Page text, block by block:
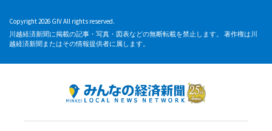
Copyright 2026 GIV All rights reserved.
川越経済新聞に掲載の記事・写真・図表などの無断転載を禁止します。 著作権は川
越経済新聞またはその情報提供者に属します。